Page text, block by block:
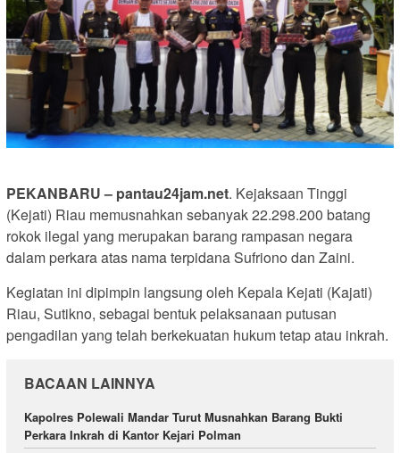
PEKANBARU – pantau24jam.net. Kejaksaan Tinggi
(Kejati) Riau memusnahkan sebanyak 22.298.200 batang
rokok ilegal yang merupakan barang rampasan negara
dalam perkara atas nama terpidana Sufriono dan Zaini.
Kegiatan ini dipimpin langsung oleh Kepala Kejati (Kajati)
Riau, Sutikno, sebagai bentuk pelaksanaan putusan
pengadilan yang telah berkekuatan hukum tetap atau inkrah.
BACAAN LAINNYA
Kapolres Polewali Mandar Turut Musnahkan Barang Bukti
Perkara Inkrah di Kantor Kejari Polman